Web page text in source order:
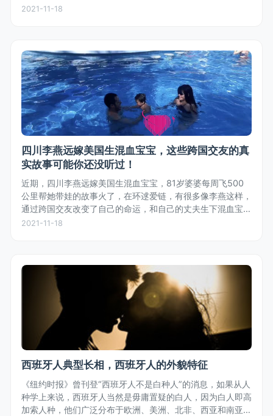
2021-11-18
四川李燕远嫁美国生混血宝宝，这些跨国交友的真
实故事可能你还没听过！
近期，四川李燕远嫁美国生混血宝宝，81岁婆婆每周飞500
公里帮她带娃的故事火了，在环逑爱链，有很多像李燕这样，
通过跨国交友改变了自己的命运，和自己的丈夫生下混血宝宝
的真实故事。
2021-11-18
西班牙人典型长相，西班牙人的外貌特征
《纽约时报》曾刊登“西班牙人不是白种人”的消息，如果从人
种学上来说，西班牙人当然是毋庸置疑的白人，因为白人即高
加索人种，他们广泛分布于欧洲、美洲、北非、西亚和南亚，